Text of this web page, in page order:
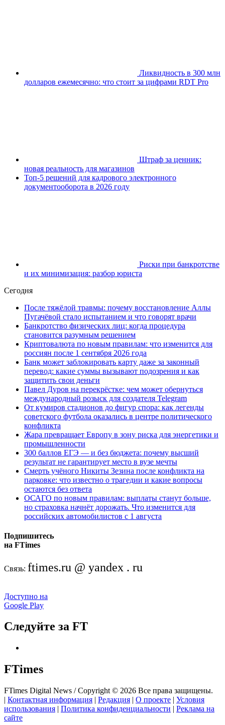
Ликвидность в 300 млн
долларов ежемесячно: что стоит за цифрами RDT Pro
Штраф за ценник:
новая реальность для магазинов
Топ-5 решений для кадрового электронного
документооборота в 2026 году
Риски при банкротстве
и их минимизация: разбор юриста
Сегодня
После тяжёлой травмы: почему восстановление Аллы
Пугачёвой стало испытанием и что говорят врачи
Банкротство физических лиц: когда процедура
становится разумным решением
Криптовалюта по новым правилам: что изменится для
россиян после 1 сентября 2026 года
Банк может заблокировать карту даже за законный
перевод: какие суммы вызывают подозрения и как
защитить свои деньги
Павел Дуров на перекрёстке: чем может обернуться
международный розыск для создателя Telegram
От кумиров стадионов до фигур спора: как легенды
советского футбола оказались в центре политического
конфликта
Жара превращает Европу в зону риска для энергетики и
промышленности
300 баллов ЕГЭ — и без бюджета: почему высший
результат не гарантирует место в вузе мечты
Смерть учёного Никиты Зезина после конфликта на
парковке: что известно о трагедии и какие вопросы
остаются без ответа
ОСАГО по новым правилам: выплаты станут больше,
но страховка начнёт дорожать. Что изменится для
российских автомобилистов с 1 августа
Подпишитесь
на FTimes
Связь: ftimes.ru @ yandex . ru
Доступно на
Google Play
Следуйте за FT
FTimes
FTimes Digital News / Copyright © 2026 Все права защищены.
| Контактная информация | Редакция | О проекте | Условия
использования | Политика конфиденциальности | Реклама на
сайте